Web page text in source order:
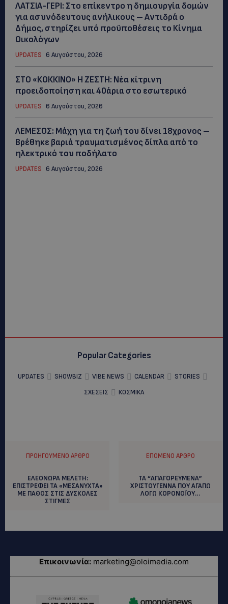
ΛΑΤΣΙΑ-ΓΕΡΙ: Στο επίκεντρο η δημιουργία δομών
για ασυνόδευτους ανήλικους – Αντιδρά ο
Δήμος, στηρίζει υπό προϋποθέσεις το Κίνημα
Οικολόγων
UPDATES 6 Αυγούστου, 2026
ΣΤΟ «ΚΟΚΚΙΝΟ» Η ΖΕΣΤΗ: Νέα κίτρινη
προειδοποίηση και 40άρια στο εσωτερικό
UPDATES 6 Αυγούστου, 2026
ΛΕΜΕΣΟΣ: Μάχη για τη ζωή του δίνει 18χρονος –
Βρέθηκε βαριά τραυματισμένος δίπλα από το
ηλεκτρικό του ποδήλατο
UPDATES 6 Αυγούστου, 2026
Popular Categories
UPDATES SHOWBIZ VIBE NEWS CALENDAR
STORIES
ΣΧΕΣΕΙΣ
ΚΟΣΜΙΚΑ
ΠΡΟΗΓΟΎΜΕΝΟ ΆΡΘΡΟ
ΕΛΕΟΝΩΡΑ ΜΕΛΕΤΗ:
EΠΙΣΤΡΕΦΕΙ ΤΑ «ΜΕΣΑΝΥΧΤΑ»
ΜΕ ΠΑΘΟΣ ΣΤΙΣ ΔΥΣΚΟΛΕΣ
ΣΤΙΓΜΕΣ
ΕΠΌΜΕΝΟ ΆΡΘΡΟ
ΤΑ “ΑΠΑΓΟΡΕΥΜΕΝΑ”
ΧΡΙΣΤΟΥΓΕΝΝΑ ΠΟΥ ΑΓΑΠΩ
ΛΟΓΩ ΚΟΡΟΝΟΪΟΥ…
Επικοινωνία: marketing@oloimedia.com